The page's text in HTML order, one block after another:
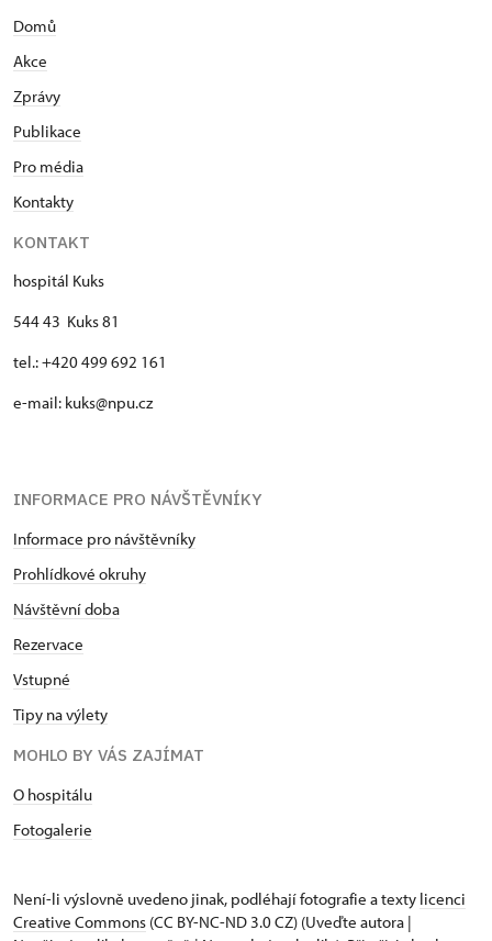
Domů
Akce
Zprávy
Publikace
Pro média
Kontakty
KONTAKT
hospitál Kuks
544 43 Kuks 81
tel.: +420 499 692 161
e-mail: kuks@npu.cz
INFORMACE PRO NÁVŠTĚVNÍKY
Informace pro návštěvníky
Prohlídkové okruhy
Návštěvní doba
Rezervace
Vstupné
Tipy na výlety
MOHLO BY VÁS ZAJÍMAT
O hospitálu
Fotogalerie
Není-li výslovně uvedeno jinak, podléhají fotografie a texty licenci
Creative Commons (CC BY-NC-ND 3.0 CZ) (Uveďte autora |